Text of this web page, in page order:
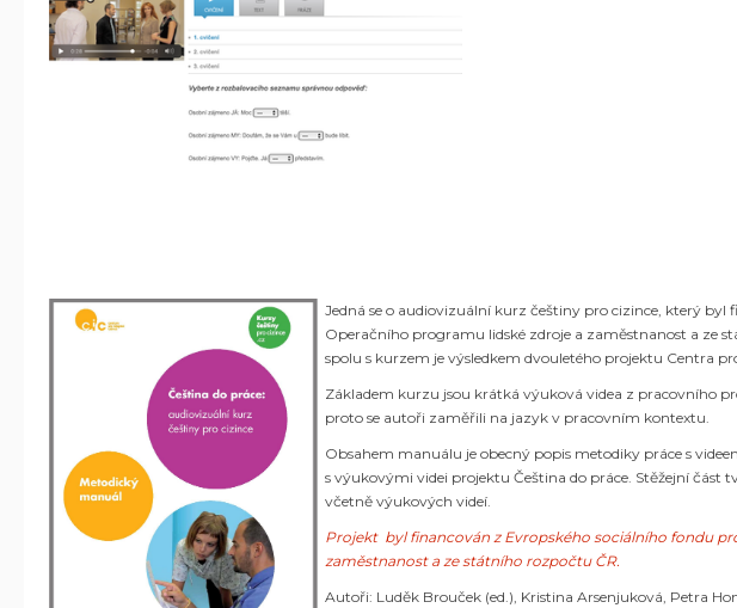
Jedná se o audiovizuální kurz češtiny pro cizince, který
Operačního programu lidské zdroje a zaměstnanost a ze
spolu s kurzem je výsledkem dvouletého projektu Centra
Základem kurzu jsou krátká výuková videa z pracovního
proto se autoři zaměřili na jazyk v pracovním kontextu.
Obsahem manuálu je obecný popis metodiky práce s
s výukovými videi projektu Čeština do práce. Stěžejní
včetně výukových videí.
Projekt byl financován z Evropského sociálního fondu
zaměstnanost a ze státního rozpočtu ČR.
Autoři: Luděk Brouček (ed.), Kristina Arsenjuková, Petra